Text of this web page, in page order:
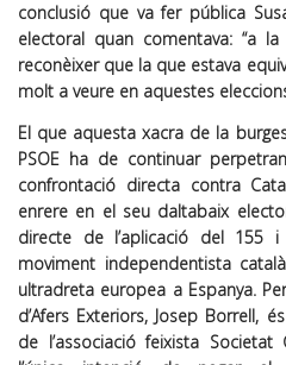
conclusió que va fer pública
electoral quan comentava: “a
reconèixer que la que estava
molt a veure en aquestes
El que aquesta xacra de la
PSOE ha de continuar
confrontació directa contra
enrere en el seu daltabaix
directe de l’aplicació del 155
moviment independentista
ultradreta europea a Espanya.
d’Afers Exteriors, Josep Borrell,
de l’associació feixista